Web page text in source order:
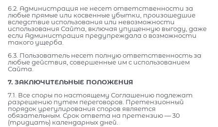
6.2. Администрация не несет ответственности за
любые прямые или косвенные убытки, произошедшие
вследствие использования или невозможности
использования Сайта, включая упущенную выгоду, даже
если Администрация предупреждала о возможности
такого ущерба.
6.3. Пользователь несет полную ответственность за
любые действия, совершенные им с использованием
Сайта.
7. ЗАКЛЮЧИТЕЛЬНЫЕ ПОЛОЖЕНИЯ
7.1. Все споры по настоящему Соглашению подлежат
разрешению путем переговоров. Претензионный
порядок урегулирования споров является
обязательным. Срок ответа на претензию — 30
(тридцать) календарных дней.